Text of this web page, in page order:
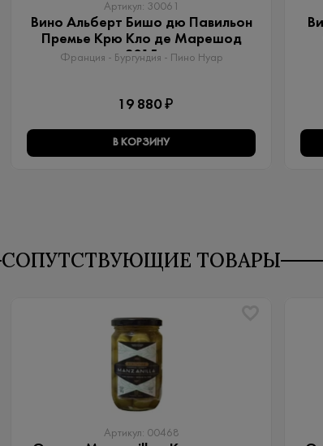
Артикул: 30061
Вино Альберт Бишо дю Павильон
Премье Крю Кло де Марешод
2015
Франция - Бургундия - Пино Нуар
19 880 ₽
В КОРЗИНУ
СОПУТСТВУЮЩИЕ ТОВАРЫ
Артикул: 00468